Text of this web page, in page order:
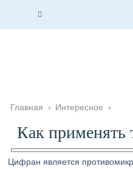
Главная › Интересное ›
Как применять
Цифран является